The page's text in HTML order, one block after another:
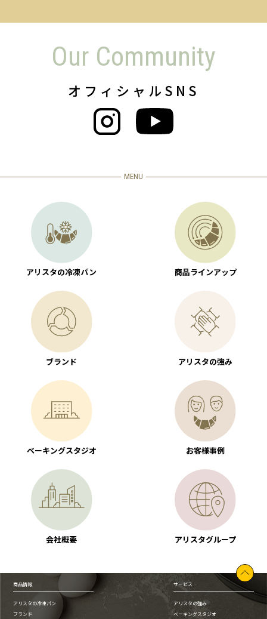
Our Community
オフィシャルSNS
MENU
アリスタの冷凍パン 商品ラインアップ
ブランド アリスタの強み
ベーキングスタジオ お客様事例
会社概要 アリスタグループ
商品情報
アリスタの冷凍パン
ブランド
サービス
アリスタの強み
ベーキングスタジオ